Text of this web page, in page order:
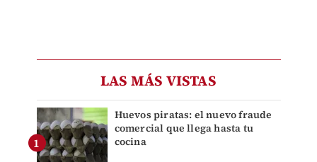
LAS MÁS VISTAS
Huevos piratas: el nuevo fraude
comercial que llega hasta tu
cocina